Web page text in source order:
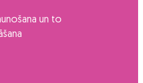
un to